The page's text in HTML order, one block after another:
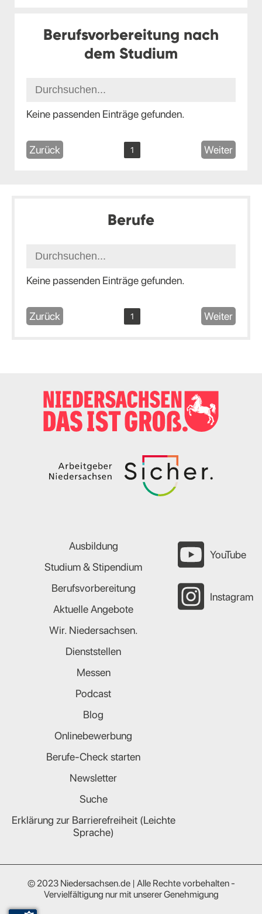
Berufsvorbereitung nach
dem Studium
Keine passenden Einträge gefunden.
Zurück 1 Weiter
Berufe
Keine passenden Einträge gefunden.
Zurück 1 Weiter
Ausbildung
Studium & Stipendium
Berufsvorbereitung
Aktuelle Angebote
Wir. Niedersachsen.
Dienststellen
Messen
Podcast
Blog
Onlinebewerbung
Berufe-Check starten
Newsletter
Suche
Erklärung zur Barrierefreiheit (Leichte
Sprache)
YouTube
Instagram
© 2023 Niedersachsen.de | Alle Rechte vorbehalten -
Vervielfältigung nur mit unserer Genehmigung